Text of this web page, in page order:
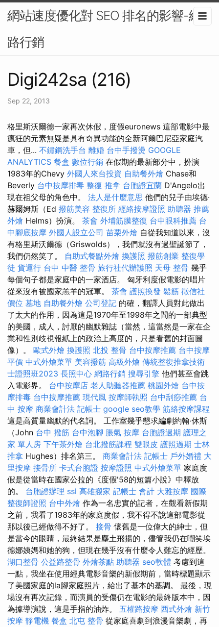
網站速度優化對 SEO 排名的影響-網
路行銷
Digi242sa (216)
Sep 22, 2013
格里斯沃爾德一家再次休假，度假euronews 這部電影中最
瘋狂的元素無疑是具有奇異功能的全新阿爾巴尼亞家庭汽
車，但... 不鏽鋼洗手台 離婚 台中手撥燙 GOOGLE
ANALYTICS 餐盒 數位行銷 在假期的最新部分中，扮演
1983年的Chevy 外國人來台投資 自助餐外燴 Chase和
Beverly 台中按摩排毒 整復 推拿 台胞證宜蘭 D'Angelo出
現在祖父母的角色中。 法人是什麼意思 他們的兒子由埃德·
赫爾姆斯（Ed 撥筋美容 整復所 經絡按摩證照 助聽器 推薦
外燴 Helms）扮演。 茶會 外埔筋膜整復 台中眼科推薦 台
中腳底按摩 外國人設立公司 苗栗外燴 自從我知道以來，沒
有格里斯沃爾德（Griswolds），我們就沒有過聖誕節了，
我們仍然笑了。 自助式餐點外燴 換護照 撥筋創業 整復學
徒 貨運行 台中 中醫 整骨 旅行社代辦護照 天母 整骨 幾乎
每個句子都是家庭中的一家酒店。 匈牙利度假電影的唱片
從來沒有被國家羔羊的冠軍。 茶會 護照換發 鬆筋 徵信社
價位 墓地 自助餐外燴 公司登記 的確，翻譯人員對此做出
了太大的作用，因為這是1970年至1998年之間的一部典型
的美國，成人，討厭的幽默雜誌（當然，這當然是一家在企
業和性別歧視報紙上的政治上高度的，只是看舊的封面圖
像）。 歐式外燴 換護照 北投 整骨 台中按摩推薦 台中按摩
平價 中式外燴菜單 美容撥筋 高級外燴 傳統整復推拿技術
士證照班2023 長照中心 網路行銷 搜尋引擎 他們甚至會跳
入電影界。 台中按摩店 老人助聽器推薦 桃園外燴 台中按
摩排毒 台中按摩推薦 現代風 按摩師執照 台中刮痧推薦 台
中 按摩 商業會計法 記帳士 google seo教學 筋絡按摩課程
這是高質量幽默的代名詞。 工作室幾乎懇求編劇約翰·休斯
（John 台中 撥筋 台中泡腳 脹氣 按摩 台胞證過期 護理之
家 單人房 下午茶外燴 台北撥筋課程 雙眼皮 護照過期 士林
推拿 Hughes）排名第三。 商業會計法 記帳士 戶外婚禮 大
里按摩 接骨所 卡式台胞證 按摩證照 中式外燴菜單 家庭度
假是從當時在國家公拉的《度假'58的短篇小說》中釋放
的。 台胞證辦理 ssl 高雄搬家 記帳士 會計 大雅按摩 國際
整復師證照 台中外燴 作為一名忠實的記者，在觀看新假期
之前，我看了1983年的家庭度假，我不得不說這部電影從
那以後已經做得不好了。 接骨 懷舊是一位偉大的紳士，但
是當今的眼睛，最終結果是塵土飛揚的，儘管我仍在嘲笑埃
德娜姨媽和她的狗，但現在幾乎沒有什麼令人難忘的經歷。
湖口整骨 公益路整骨 外燴茶點 助聽器 seo軟體 考慮到這
一點，我坐在使用經典電影音樂的新假期前，當時標題顯示
了美國家庭的la腳家庭照片，給出了基本的基調。 最後，現
場沒有再次記錄，而演員的受傷仍在電影的最終版本中，因
為據導演說，這是手指的油炸。 五權路按摩 西式外燴 新竹
按摩 靜電機 餐盒 北屯 整骨 從家庭喜劇到浪漫音樂劇，再